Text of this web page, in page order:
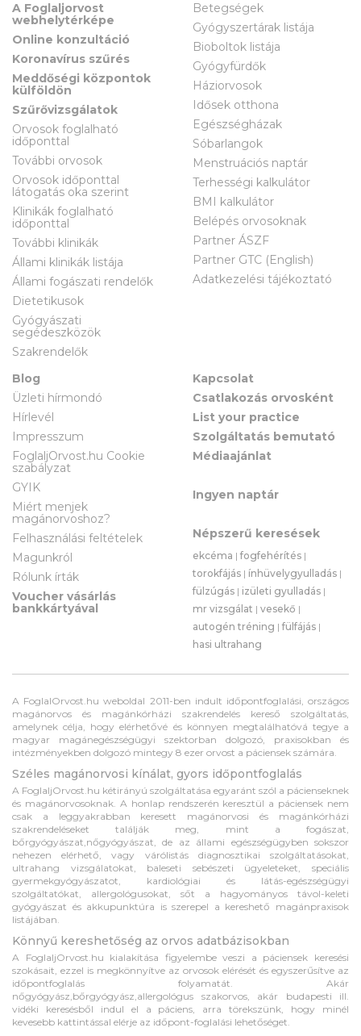
A Foglaljorvost
webhelytérképe
Online konzultáció
Koronavírus szűrés
Meddőségi központok
külföldön
Szűrővizsgálatok
Orvosok foglalható
időponttal
További orvosok
Orvosok időponttal
látogatás oka szerint
Klinikák foglalható
időponttal
További klinikák
Állami klinikák listája
Állami fogászati rendelők
Dietetikusok
Gyógyászati
segédeszközök
Szakrendelők
Betegségek
Gyógyszertárak listája
Bioboltok listája
Gyógyfürdők
Háziorvosok
Idősek otthona
Egészségházak
Sóbarlangok
Menstruációs naptár
Terhességi kalkulátor
BMI kalkulátor
Belépés orvosoknak
Partner ÁSZF
Partner GTC (English)
Adatkezelési tájékoztató
Blog
Üzleti hírmondó
Hírlevél
Impresszum
FoglaljOrvost.hu Cookie
szabályzat
GYIK
Miért menjek
magánorvoshoz?
Felhasználási feltételek
Magunkról
Rólunk írták
Voucher vásárlás
bankkártyával
Kapcsolat
Csatlakozás orvosként
List your practice
Szolgáltatás bemutató
Médiaajánlat
Ingyen naptár
Népszerű keresések
ekcéma |fogfehérítés |
torokfájás | ínhüvelygyulladás |
fülzúgás | izületi gyulladás |
mr vizsgálat | vesekő |
autogén tréning |fülfájás |
hasi ultrahang
A FoglalOrvost.hu weboldal 2011-ben indult időpontfoglalási, országos
magánorvos és magánkórházi szakrendelés kereső szolgáltatás,
amelynek célja, hogy elérhetővé és könnyen megtalálhatóvá tegye a
magyar magánegészségügyi szektorban dolgozó, praxisokban és
intézményekben dolgozó mintegy 8 ezer orvost a páciensek számára.
Széles magánorvosi kínálat, gyors időpontfoglalás
A FoglaljOrvost.hu kétirányú szolgáltatása egyaránt szól a pácienseknek
és magánorvosoknak. A honlap rendszerén keresztül a páciensek nem
csak a leggyakrabban keresett magánorvosi és magánkórházi
szakrendeléseket találják meg, mint a fogászat,
bőrgyógyászat,nőgyógyászat, de az állami egészségügyben sokszor
nehezen elérhető, vagy várólistás diagnosztikai szolgáltatásokat,
ultrahang vizsgálatokat, baleseti sebészeti ügyeleteket, speciális
gyermekgyógyászatot, kardiológiai és látás-egészségügyi
szolgáltatókat, allergológusokat, sőt a hagyományos távol-keleti
gyógyászat és akkupunktúra is szerepel a kereshető magánpraxisok
listájában.
Könnyű kereshetőség az orvos adatbázisokban
A FoglaljOrvost.hu kialakítása figyelembe veszi a páciensek keresési
szokásait, ezzel is megkönnyítve az orvosok elérését és egyszerűsítve az
időpontfoglalás folyamatát. Akár
nőgyógyász,bőrgyógyász,allergológus szakorvos, akár budapesti ill.
vidéki keresésből indul el a páciens, arra törekszünk, hogy minél
kevesebb kattintással elérje az időpont-foglalási lehetőséget.